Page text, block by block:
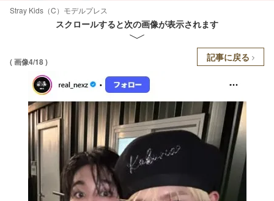
Stray Kids（C）モデルプレス
スクロールすると次の画像が表示されます
( 画像4/18 ) 記事に戻る